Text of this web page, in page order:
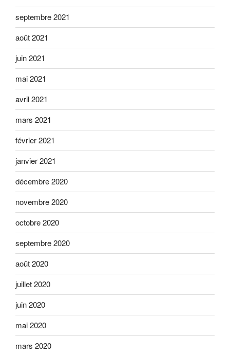
septembre 2021
août 2021
juin 2021
mai 2021
avril 2021
mars 2021
février 2021
janvier 2021
décembre 2020
novembre 2020
octobre 2020
septembre 2020
août 2020
juillet 2020
juin 2020
mai 2020
mars 2020